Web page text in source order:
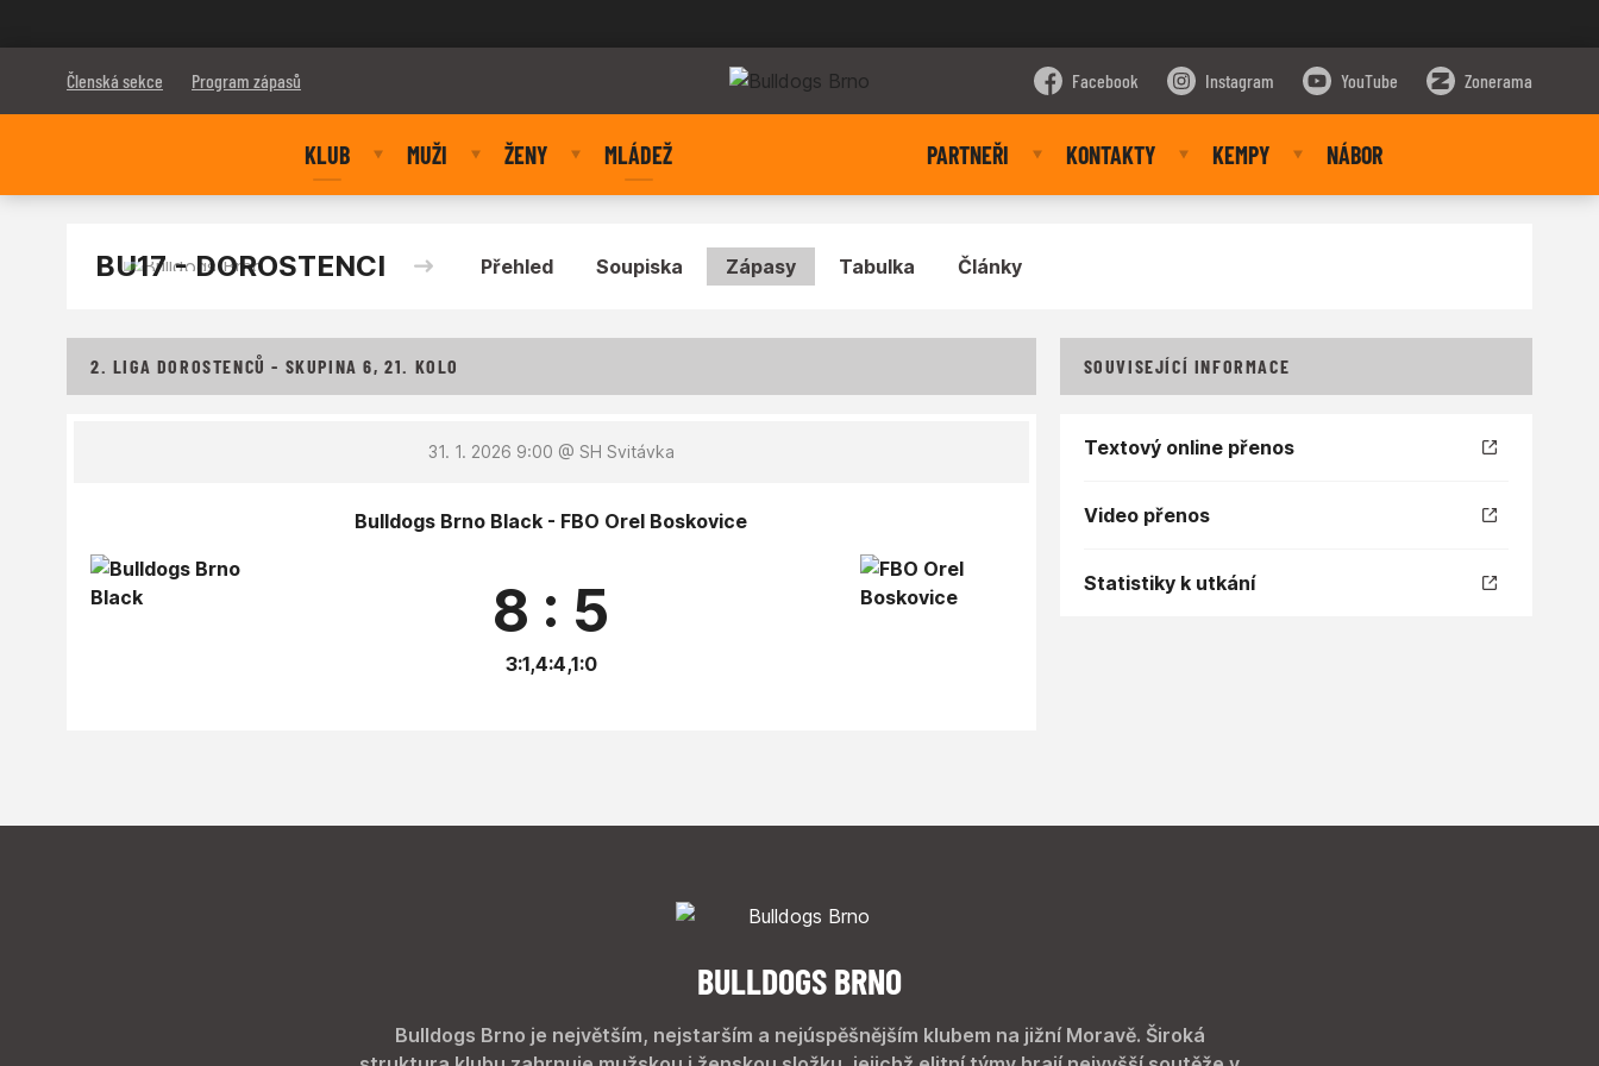
Členská sekce Program zápasů Facebook Instagram YouTube Zonerama
KLUB MUŽI ŽENY MLÁDEŽ PARTNEŘI KONTAKTY KEMPY NÁBOR
BU17 - DOROSTENCI Přehled Soupiska Zápasy Tabulka Články
2. LIGA DOROSTENCŮ - SKUPINA 6, 21. KOLO
31. 1. 2026 9:00 @ SH Svitávka
Bulldogs Brno Black - FBO Orel Boskovice
8 : 5
3:1,4:4,1:0
SOUVISEJÍCÍ INFORMACE
Textový online přenos
Video přenos
Statistiky k utkání
BULLDOGS BRNO
Bulldogs Brno je největším, nejstarším a nejúspěšnějším klubem na jižní Moravě. Široká